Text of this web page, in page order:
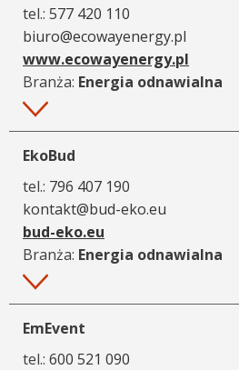
tel.: 577 420 110
biuro@ecowayenergy.pl
www.ecowayenergy.pl
Branża: Energia odnawialna
Więcej
EkoBud
tel.: 796 407 190
kontakt@bud-eko.eu
bud-eko.eu
Branża: Energia odnawialna
Więcej
EmEvent
tel.: 600 521 090